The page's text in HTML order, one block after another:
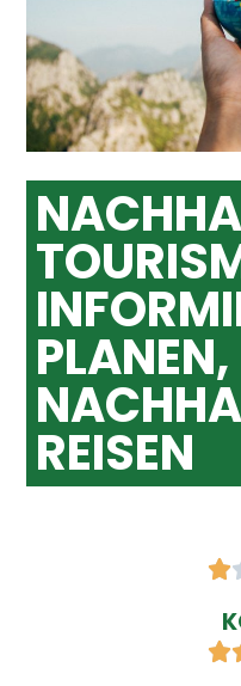
PLANEN,
REISEN

